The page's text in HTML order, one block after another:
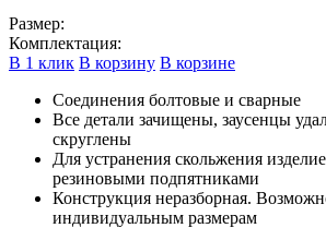
Размер:
Комплектация:
В 1 клик В корзину В корзине
Соединения болтовые и сварные
Все детали зачищены, заусенцы
скруглены
Для устранения скольжения
резиновыми подпятниками
Конструкция неразборная.
индивидуальным размерам